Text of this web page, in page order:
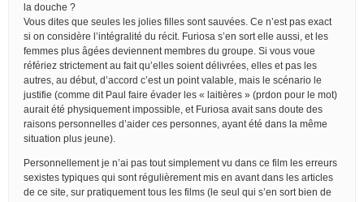
la douche ?
Vous dites que seules les jolies filles sont sauvées. Ce n’est pas exact
si on considère l’intégralité du récit. Furiosa s’en sort elle aussi, et les
femmes plus âgées deviennent membres du groupe. Si vous voue
référiez strictement au fait qu’elles soient délivrées, elles et pas les
autres, au début, d’accord c’est un point valable, mais le scénario le
justifie (comme dit Paul faire évader les « laitières » (prdon pour le mot)
aurait été physiquement impossible, et Furiosa avait sans doute des
raisons personnelles d’aider ces personnes, ayant été dans la même
situation plus jeune).
Personnellement je n’ai pas tout simplement vu dans ce film les erreurs
sexistes typiques qui sont régulièrement mis en avant dans les articles
de ce site, sur pratiquement tous les films (le seul qui s’en sort bien de